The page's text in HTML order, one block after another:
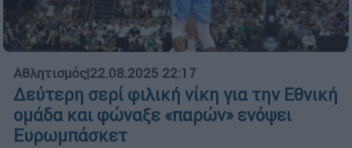
Αθλητισμός|22.08.2025 22:17
Δεύτερη σερί φιλική νίκη για την Εθνική
ομάδα και φώναξε «παρών» ενόψει
Ευρωμπάσκετ